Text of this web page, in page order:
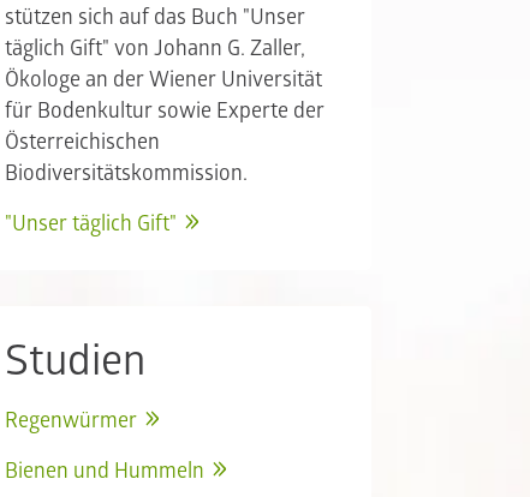
stützen sich auf das Buch "Unser
täglich Gift" von Johann G. Zaller,
Ökologe an der Wiener Universität
für Bodenkultur sowie Experte der
Österreichischen
Biodiversitätskommission.
"Unser täglich Gift"
Studien
Regenwürmer
Bienen und Hummeln